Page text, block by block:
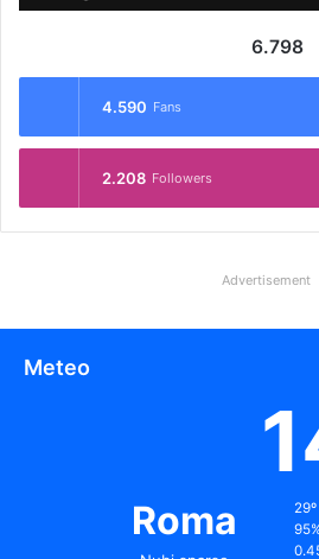
6.798
4.590 Fans
2.208 Followers
Advertisement
Meteo
Roma